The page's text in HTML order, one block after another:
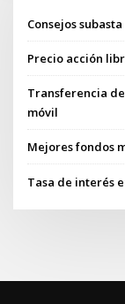
Consejos
Precio acción
Transferencia
móvil
Mejores fondos
Tasa de interés